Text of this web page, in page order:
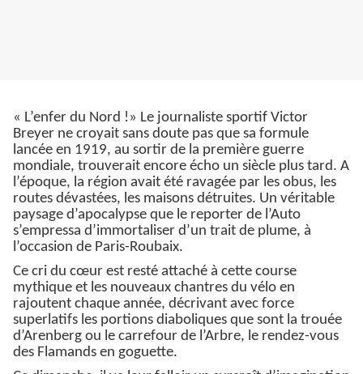
« L’enfer du Nord !» Le journaliste sportif Victor
Breyer ne croyait sans doute pas que sa formule
lancée en 1919, au sortir de la première guerre
mondiale, trouverait encore écho un siècle plus tard. A
l’époque, la région avait été ravagée par les obus, les
routes dévastées, les maisons détruites. Un véritable
paysage d’apocalypse que le reporter de l’Auto
s’empressa d’immortaliser d’un trait de plume, à
l’occasion de Paris-Roubaix.
Ce cri du cœur est resté attaché à cette course
mythique et les nouveaux chantres du vélo en
rajoutent chaque année, décrivant avec force
superlatifs les portions diaboliques que sont la trouée
d’Arenberg ou le carrefour de l’Arbre, le rendez-vous
des Flamands en goguette.